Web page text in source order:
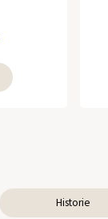
Historie